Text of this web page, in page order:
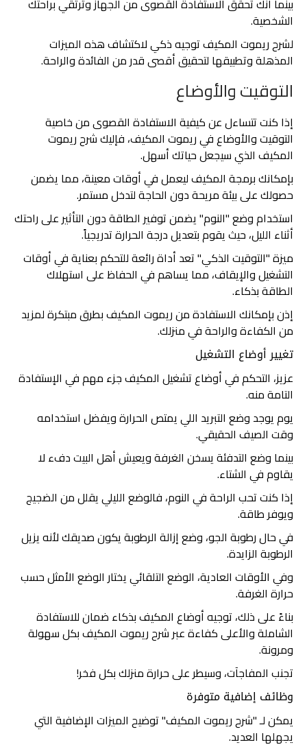
بينما أنك تحقق الاستفادة القصوى من الجهاز وترتقي براحتك
الشخصية.
لشرح ريموت المكيف توجيه ذكي لاكتشاف هذه الميزات
المذهلة وتطبيقها لتحقيق أقصى قدر من الفائدة والراحة.
التوقيت والأوضاع
إذا كنت تتساءل عن كيفية الاستفادة القصوى من خاصية
التوقيت والأوضاع في ريموت المكيف، فإليك شرح ريموت
المكيف الذي سيجعل حياتك أسهل.
بإمكانك برمجة المكيف ليعمل في أوقات معينة، مما يضمن
حصولك على بيئة مريحة دون الحاجة لتدخل مستمر.
استخدام وضع "النوم" يضمن توفير الطاقة دون التأثير على راحتك
أثناء الليل، حيث يقوم بتعديل درجة الحرارة تدريجياً.
ميزة "التوقيت الذكي" تعد أداة رائعة للتحكم بعناية في أوقات
التشغيل والإيقاف، مما يساهم في الحفاظ على استهلاك
الطاقة بذكاء.
إذن بإمكانك الاستفادة من ريموت المكيف بطرق مبتكرة لمزيد
من الكفاءة والراحة في منزلك.
تغيير أوضاع التشغيل
عزيز، التحكم في أوضاع تشغيل المكيف جزء مهم في الإستفادة
التامة منه.
يوم يوجد وضع التبريد اللي يمتص الحرارة ويفضل استخدامه
وقت الصيف الحقيقي.
بينما وضع التدفئة يسخن الغرفة ويعيش أهل البيت دفء لا
يقاوم في الشتاء.
إذا كنت تحب الراحة في النوم، فالوضع الليلي يقلل من الضجيج
ويوفر طاقة.
في حال رطوبة الجو، وضع إزالة الرطوبة يكون صديقك لأنه يزيل
الرطوبة الزايدة.
وفي الأوقات العادية، الوضع التلقائي يختار الوضع الأمثل حسب
حرارة الغرفة.
بناءً على ذلك، توجيه أوضاع المكيف بذكاء ضمان للاستفادة
الشاملة والأعلى كفاءة عبر شرح ريموت المكيف بكل سهولة
ومرونة.
تجنب المفاجآت، وسيطر على حرارة منزلك بكل فخر!
وظائف إضافية متوفرة
يمكن لـ "شرح ريموت المكيف" توضيح الميزات الإضافية التي
يجهلها العديد.